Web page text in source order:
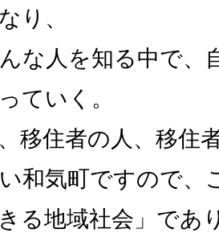
り、
な人を知る中で、
ていく。
移住者の人、移住
和気町ですので、
る地域社会」であ